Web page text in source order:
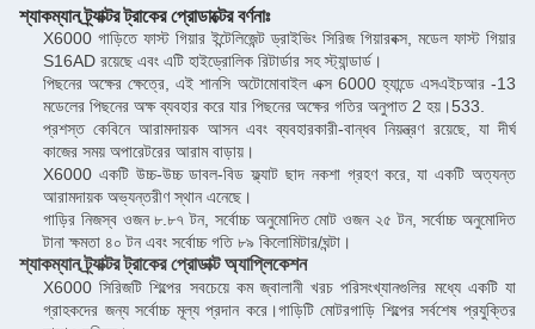
শ্যাকম্যান ট্র্যাক্টর ট্রাকের প্রোডাক্টের বর্ণনাঃ
X6000 গাড়িতে ফাস্ট গিয়ার ইন্টেলিজেন্ট ড্রাইভিং সিরিজ গিয়ারবক্স, মডেল ফাস্ট গিয়ার
S16AD রয়েছে এবং এটি হাইড্রোলিক রিটার্ডার সহ স্ট্যান্ডার্ড।
পিছনের অক্ষের ক্ষেত্রে, এই শানসি অটোমোবাইল এক্স 6000 হ্যান্ডে এসএইচআর -13
মডেলের পিছনের অক্ষ ব্যবহার করে যার পিছনের অক্ষের গতির অনুপাত 2 হয়।533.
প্রশস্ত কেবিনে আরামদায়ক আসন এবং ব্যবহারকারী-বান্ধব নিয়ন্ত্রণ রয়েছে, যা দীর্ঘ
কাজের সময় অপারেটরের আরাম বাড়ায়।
X6000 একটি উচ্চ-উচ্চ ডাবল-বিড ফ্ল্যাট ছাদ নকশা গ্রহণ করে, যা একটি অত্যন্ত
আরামদায়ক অভ্যন্তরীণ স্থান এনেছে।
গাড়ির নিজস্ব ওজন ৮.৮৭ টন, সর্বোচ্চ অনুমোদিত মোট ওজন ২৫ টন, সর্বোচ্চ অনুমোদিত
টানা ক্ষমতা ৪০ টন এবং সর্বোচ্চ গতি ৮৯ কিলোমিটার/ঘন্টা।
শ্যাকম্যান ট্র্যাক্টর ট্রাকের প্রোডাক্ট অ্যাপ্লিকেশন
X6000 সিরিজটি শিল্পের সবচেয়ে কম জ্বালানী খরচ পরিসংখ্যানগুলির মধ্যে একটি যা
গ্রাহকদের জন্য সর্বোচ্চ মূল্য প্রদান করে।গাড়িটি মোটরগাড়ি শিল্পের সর্বশেষ প্রযুক্তির